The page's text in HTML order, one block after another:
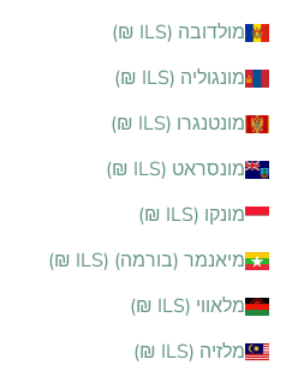
מולדובה (ILS ₪)
מונגוליה (ILS ₪)
מונטנגרו (ILS ₪)
מונסראט (ILS ₪)
מונקו (ILS ₪)
מיאנמר (בורמה) (ILS ₪)
מלאווי (ILS ₪)
מלזיה (ILS ₪)